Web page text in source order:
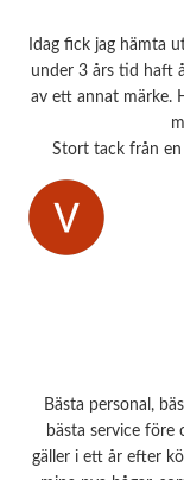
Idag fick jag hämta
under 3 års tid haft
av ett annat märke.
Stort tack från
Bästa personal,
bästa service före
gäller i ett år efter